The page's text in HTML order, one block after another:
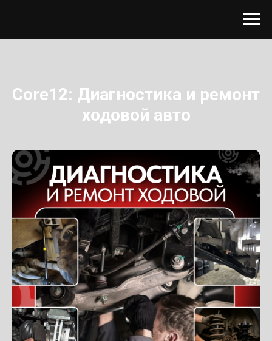
Core12: Диагностика и ремонт
ходовой авто